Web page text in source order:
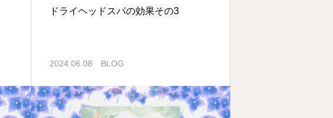
ドライヘッドスパの効果その3
2024.06.08 BLOG